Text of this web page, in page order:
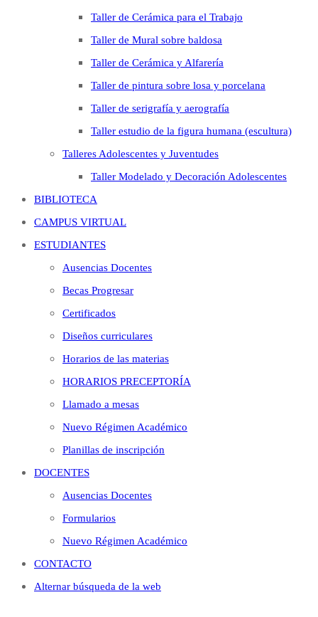
Taller de Cerámica para el Trabajo
Taller de Mural sobre baldosa
Taller de Cerámica y Alfarería
Taller de pintura sobre losa y porcelana
Taller de serigrafía y aerografía
Taller estudio de la figura humana (escultura)
Talleres Adolescentes y Juventudes
Taller Modelado y Decoración Adolescentes
BIBLIOTECA
CAMPUS VIRTUAL
ESTUDIANTES
Ausencias Docentes
Becas Progresar
Certificados
Diseños curriculares
Horarios de las materias
HORARIOS PRECEPTORÍA
Llamado a mesas
Nuevo Régimen Académico
Planillas de inscripción
DOCENTES
Ausencias Docentes
Formularios
Nuevo Régimen Académico
CONTACTO
Alternar búsqueda de la web